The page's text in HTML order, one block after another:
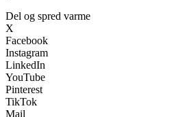
Del og spred varme
X
Facebook
Instagram
LinkedIn
YouTube
Pinterest
TikTok
Mail